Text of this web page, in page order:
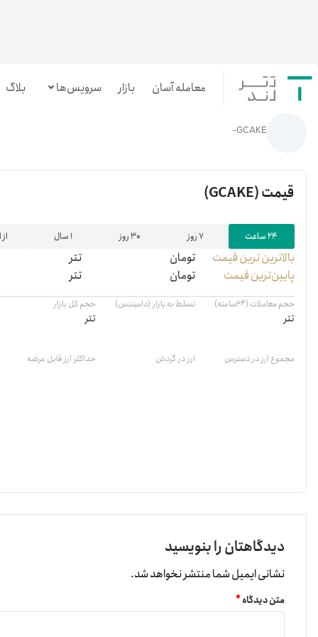
معامله آسان بازار سرویس‌ها
بازار تترلند
سرمایه‌گذاری آسان
بلاگ خانه رمزارزها/
GCAKE
GCAKE-
قیمت(GCAKE)
۲۴ ساعت ۷ روز ۳۰ روز ۱ سال
بالاترین ‌ترین قیمت تومان
تتر
پایین‌ترین قیمت
تومان تتر
حجم معاملات (۲۴ساعته)
تتر
تسلط به بازار (دامیننس) حجم کل بازار
تتر
مجموع ارز در دسترس ارز در گردش حداکثر ارز قابل عرضه
دیدگاهتان را بنویسید
نشانی ایمیل شما منتشر نخواهد شد.
متن دیدگاه*